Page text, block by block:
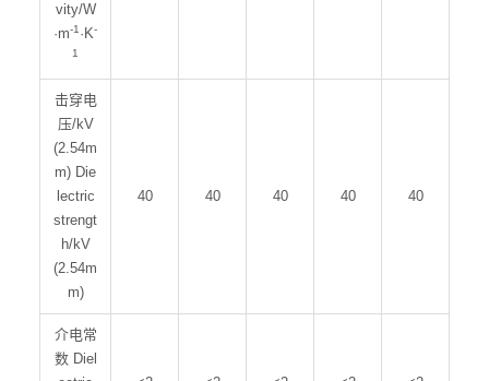
vity/W
·m-1 ·K-
1
击穿电
压/kV
(2.54m
m) Die
lectric
strengt
h/kV
(2.54m
m)
40 40 40 40 40
介电常
数 Diel